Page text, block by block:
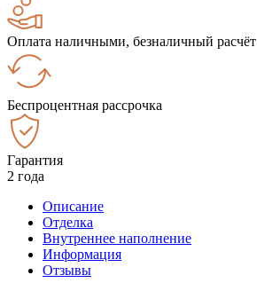
Оплата наличными, безналичный расчёт
Беспроцентная рассрочка
Гарантия
2 года
Описание
Отделка
Внутреннее наполнение
Информация
Отзывы